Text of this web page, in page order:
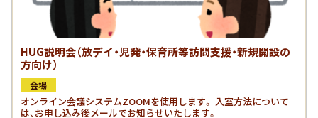
HUG説明会（放デイ・児発・保育所等訪問支援・新規開設の
方向け）
会場
オンライン会議システムZOOMを使用します。 入室方法について
は、お申し込み後メールでお知らせいたします。